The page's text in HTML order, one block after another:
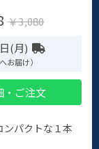
￥3,080
(月)
お届け）
・ご注文
ンパクトな１本